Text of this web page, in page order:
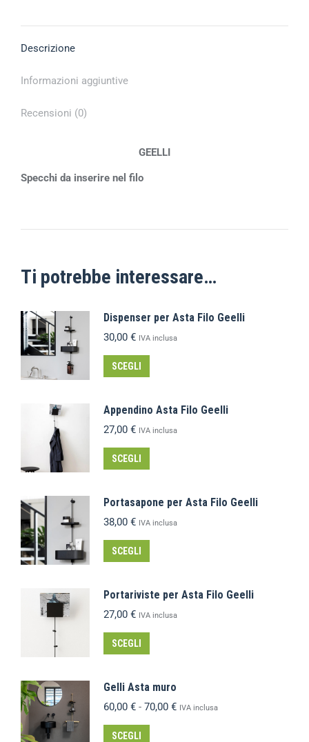
Descrizione
Informazioni aggiuntive
Recensioni (0)
GEELLI
Specchi da inserire nel filo
Ti potrebbe interessare…
Dispenser per Asta Filo Geelli
30,00 € IVA inclusa
SCEGLI
Appendino Asta Filo Geelli
27,00 € IVA inclusa
SCEGLI
Portasapone per Asta Filo Geelli
38,00 € IVA inclusa
SCEGLI
Portariviste per Asta Filo Geelli
27,00 € IVA inclusa
SCEGLI
Gelli Asta muro
60,00 € - 70,00 € IVA inclusa
SCEGLI